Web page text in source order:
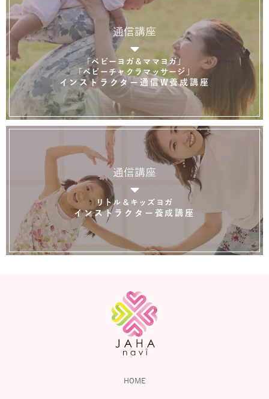
通信講座
「ベビーヨガ＆ママヨガ」
「ベビーチャクラマッサージ」
インストラクター通信W養成講座
通信講座
リトル＆キッズヨガ
インストラクター養成講座
HOME